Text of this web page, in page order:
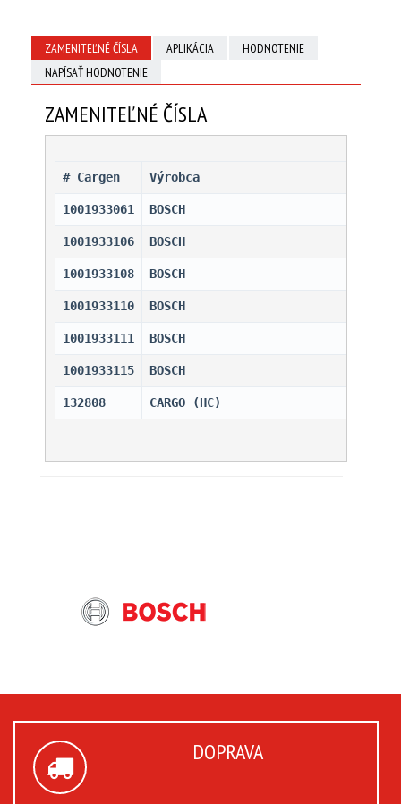
ZAMENITEĽNÉ ČÍSLA APLIKÁCIA
HODNOTENIE
NAPÍSAŤ HODNOTENIE
ZAMENITEĽNÉ ČÍSLA
# Cargen Výrobca
1001933061 BOSCH
1001933106 BOSCH
1001933108 BOSCH
1001933110 BOSCH
1001933111 BOSCH
1001933115 BOSCH
132808 CARGO (HC)
DOPRAVA